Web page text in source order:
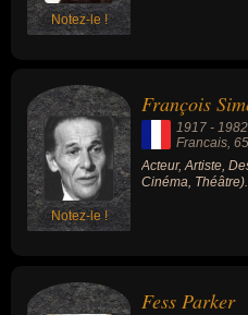
Notez-le !
Notez-le !
François
1917 - 1982
Francais,
Acteur, Artiste,
Cinéma, Théâtre).
Fess Parker